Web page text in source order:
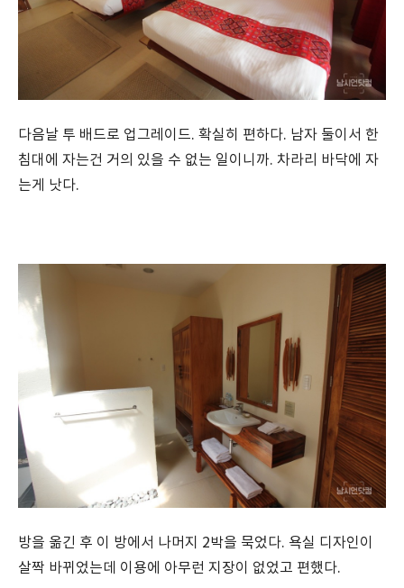
다음날 투 배드로 업그레이드. 확실히 편하다. 남자 둘이서 한
침대에 자는건 거의 있을 수 없는 일이니까. 차라리 바닥에 자
는게 낫다.
방을 옮긴 후 이 방에서 나머지 2박을 묵었다. 욕실 디자인이
살짝 바뀌었는데 이용에 아무런 지장이 없었고 편했다.